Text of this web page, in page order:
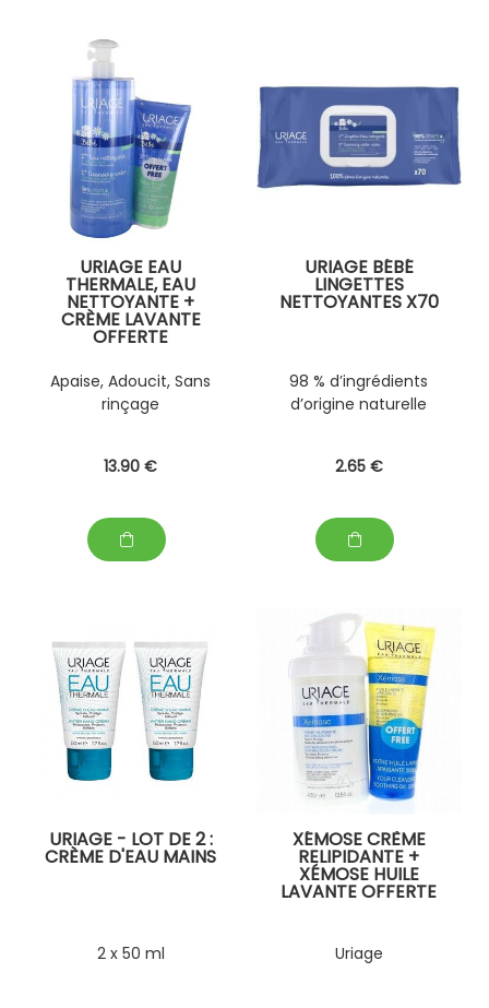
URIAGE EAU
THERMALE, EAU
NETTOYANTE +
CRÈME LAVANTE
OFFERTE
Apaise, Adoucit, Sans
rinçage
13.90 €
URIAGE BÉBÉ
LINGETTES
NETTOYANTES X70
98 % d’ingrédients
d’origine naturelle
2.65 €
URIAGE - LOT DE 2 :
CRÈME D'EAU MAINS
2 x 50 ml
XÉMOSE CRÈME
RELIPIDANTE +
XÉMOSE HUILE
LAVANTE OFFERTE
Uriage